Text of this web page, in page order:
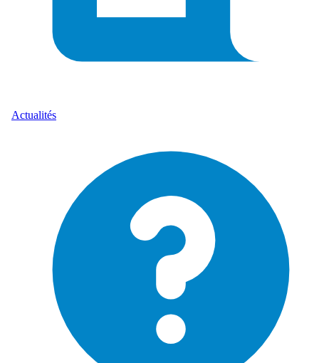
Actualités